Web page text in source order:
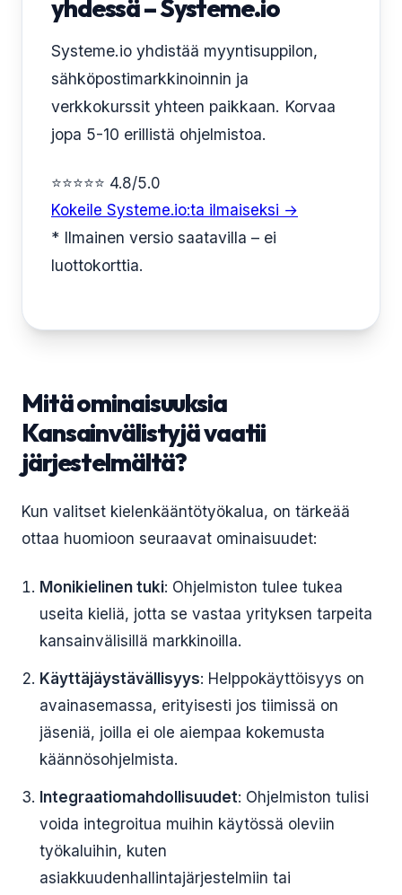
yhdessä – Systeme.io
Systeme.io yhdistää myyntisuppilon,
sähköpostimarkkinoinnin ja
verkkokurssit yhteen paikkaan. Korvaa
jopa 5-10 erillistä ohjelmistoa.
⭐⭐⭐⭐⭐ 4.8/5.0
Kokeile Systeme.io:ta ilmaiseksi →
* Ilmainen versio saatavilla – ei
luottokorttia.
Mitä ominaisuuksia
Kansainvälistyjä vaatii
järjestelmältä?
Kun valitset kielenkääntötyökalua, on tärkeää
ottaa huomioon seuraavat ominaisuudet:
Monikielinen tuki: Ohjelmiston tulee tukea
useita kieliä, jotta se vastaa yrityksen tarpeita
kansainvälisillä markkinoilla.
Käyttäjäystävällisyys: Helppokäyttöisyys on
avainasemassa, erityisesti jos tiimissä on
jäseniä, joilla ei ole aiempaa kokemusta
käännösohjelmista.
Integraatiomahdollisuudet: Ohjelmiston tulisi
voida integroitua muihin käytössä oleviin
työkaluihin, kuten
asiakkuudenhallintajärjestelmiin tai